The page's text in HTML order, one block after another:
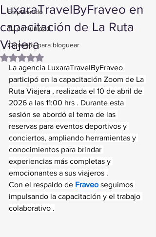
Empezando
Tu comunidad
Consejos para bloguear
LuxaraTravelByFraveo en
capacitación de La Ruta
Viajera
Obtuvo NaN de 5 estrellas.
La agencia LuxaraTravelByFraveo
participó en la capacitación Zoom de La
Ruta Viajera , realizada el 10 de abril de
2026 a las 11:00 hrs . Durante esta
sesión se abordó el tema de las
reservas para eventos deportivos y
conciertos, ampliando herramientas y
conocimientos para brindar
experiencias más completas y
emocionantes a sus viajeros .
Con el respaldo de Fraveo seguimos
impulsando la capacitación y el trabajo
colaborativo .